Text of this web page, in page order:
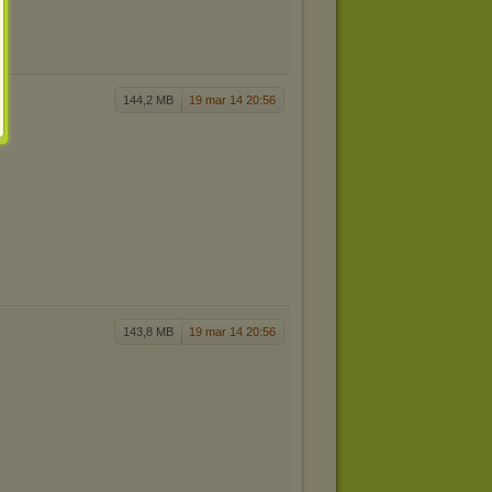
144,2 MB 19 mar 14 20:56
143,8 MB 19 mar 14 20:56